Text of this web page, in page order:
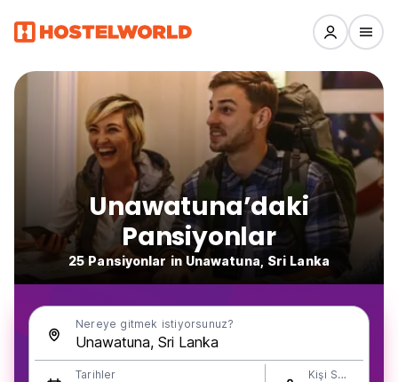
Unawatuna’daki
Pansiyonlar
25 Pansiyonlar in Unawatuna, Sri Lanka
Nereye gitmek istiyorsunuz?
Tarihler Kişi Sayısı